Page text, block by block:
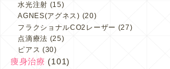
水光注射 (15)
AGNES(アグネス) (20)
フラクショナルCO2レーザー (27)
点滴療法 (25)
ピアス (30)
痩身治療 (101)